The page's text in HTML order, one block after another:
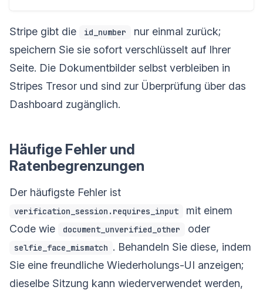
Stripe gibt die id_number
nur einmal zurück;
speichern Sie sie sofort verschlüsselt auf Ihrer
Seite. Die Dokumentbilder selbst verbleiben in
Stripes Tresor und sind zur Überprüfung über das
Dashboard zugänglich.
Häufige Fehler und
Ratenbegrenzungen
Der häufigste Fehler ist
verification_session.requires_input
mit einem
Code wie
document_unverified_other oder
selfie_face_mismatch . Behandeln Sie diese, indem
Sie eine freundliche Wiederholungs-UI anzeigen;
dieselbe Sitzung kann wiederverwendet werden,